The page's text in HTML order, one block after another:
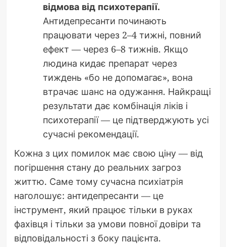
відмова від психотерапії.
Антидепресанти починають
працювати через 2–4 тижні, повний
ефект — через 6–8 тижнів. Якщо
людина кидає препарат через
тиждень «бо не допомагає», вона
втрачає шанс на одужання. Найкращі
результати дає комбінація ліків і
психотерапії — це підтверджують усі
сучасні рекомендації.
Кожна з цих помилок має свою ціну — від
погіршення стану до реальних загроз
життю. Саме тому сучасна психіатрія
наголошує: антидепресанти — це
інструмент, який працює тільки в руках
фахівця і тільки за умови повної довіри та
відповідальності з боку пацієнта.